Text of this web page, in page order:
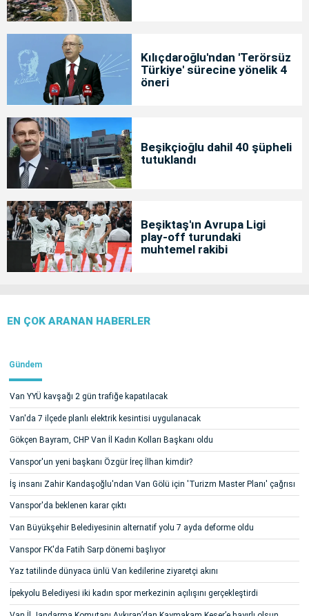
Kılıçdaroğlu'ndan 'Terörsüz
Türkiye' sürecine yönelik 4
öneri
Beşikçioğlu dahil 40 şüpheli
tutuklandı
Beşiktaş'ın Avrupa Ligi
play-off turundaki
muhtemel rakibi
EN ÇOK ARANAN HABERLER
Gündem
Van YYÜ kavşağı 2 gün trafiğe kapatılacak
Van'da 7 ilçede planlı elektrik kesintisi uygulanacak
Gökçen Bayram, CHP Van İl Kadın Kolları Başkanı oldu
Vanspor'un yeni başkanı Özgür İreç İlhan kimdir?
İş insanı Zahir Kandaşoğlu'ndan Van Gölü için 'Turizm Master Planı' çağrısı
Vanspor'da beklenen karar çıktı
Van Büyükşehir Belediyesinin alternatif yolu 7 ayda deforme oldu
Vanspor FK'da Fatih Sarp dönemi başlıyor
Yaz tatilinde dünyaca ünlü Van kedilerine ziyaretçi akını
İpekyolu Belediyesi iki kadın spor merkezinin açılışını gerçekleştirdi